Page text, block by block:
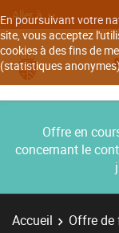
En poursuivant votre
site, vous acceptez
cookies à des fins de
(statistiques
Aller à
Offre en
concernant le
Accueil Offre